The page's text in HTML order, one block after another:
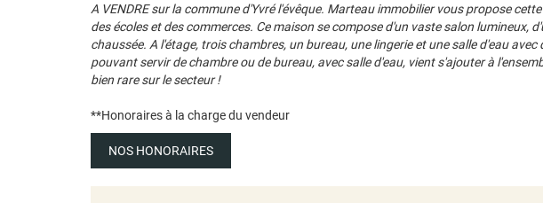
A VENDRE sur la commune d'Yvré l'évêque. Marteau immobilier vous propose
des écoles et des commerces. Ce maison se compose d'un vaste salon lumineux,
chaussée. A l'étage, trois chambres, un bureau, une lingerie et une salle d'eau
pouvant servir de chambre ou de bureau, avec salle d'eau, vient s'ajouter à
bien rare sur le secteur !
**Honoraires à la charge du vendeur
NOS HONORAIRES